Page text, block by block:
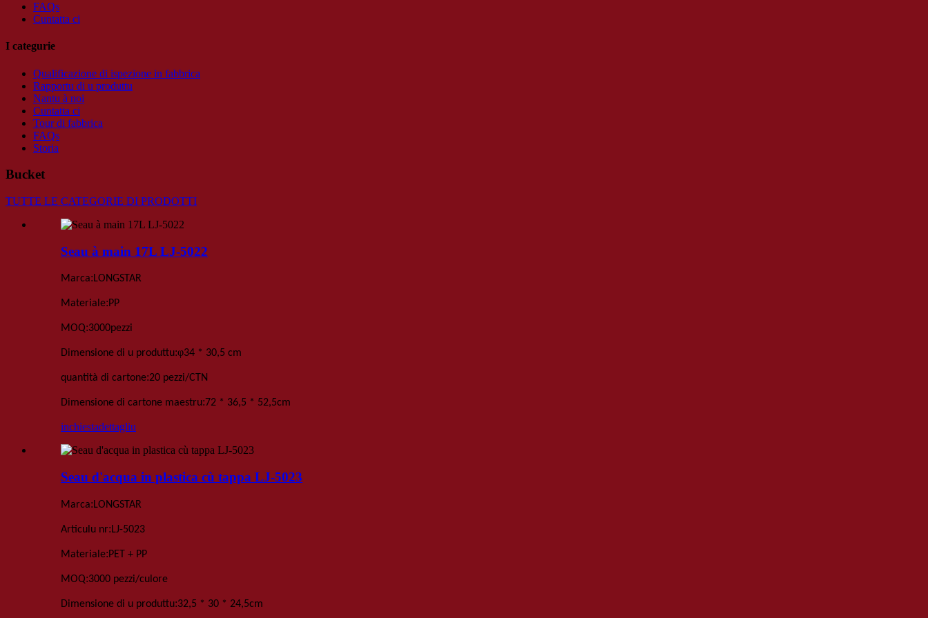
FAQs
Cuntatta ci
I categurie
Qualificazione di ispezione in fabbrica
Rapportu di u produttu
Nantu à noi
Cuntatta ci
Tour di fabbrica
FAQs
Storia
Bucket
TUTTE LE CATEGORIE DI PRODOTTI
Seau à main 17L LJ-5022
Marca:LONGSTAR
Materiale:PP
MOQ:3000pezzi
Dimensione di u produttu:φ34 * 30,5 cm
quantità di cartone:20 pezzi/CTN
Dimensione di cartone maestru:72 * 36,5 * 52,5cm
inchiestadettagliu
Seau d'acqua in plastica cù tappa LJ-5023
Marca:LONGSTAR
Articulu nr:LJ-5023
Materiale:PET + PP
MOQ:3000 pezzi/culore
Dimensione di u produttu:32,5 * 30 * 24,5cm